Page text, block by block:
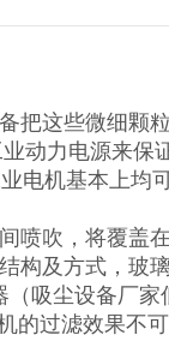
把这些微细颗
动力电源来保
电机基本上均
喷吹，将覆盖
构及方式，玻
（吸尘设备厂
过滤效果不可